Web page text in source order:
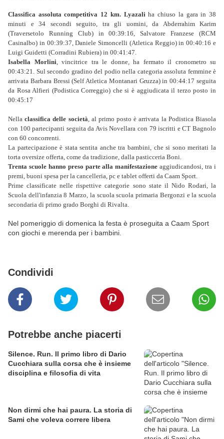
Classifica assoluta competitiva 12 km. Lyazaliha chiuso la gara in 38
minuti e 34 secondi seguito, tra gli uomini, da Abderrahim Karim
(Traversetolo Running Club) in 00:39:16, Salvatore Franzese (RCM
Casinalbo) in 00:39:37, Daniele Simoncelli (Atletica Reggio) in 00:40:16 e
Luigi Guidetti (Corradini Rubiera) in 00:41:47.
Isabella Morlini, vincitrice tra le donne, ha fermato il cronometro su
00:43:21. Sul secondo gradino del podio nella categoria assoluta femmine è
arrivata Barbara Bressi (Self Atletica Montanari Gruzza) in 00:44:17 seguita
da Rosa Alfieri (Podistica Correggio) che si è aggiudicata il terzo posto in
00:45:17
Nellaclassifica delle società, al primo posto è arrivata la Podistica Biasola
con 100 partecipanti seguita da Avis Novellara con 79 iscritti e CT Bagnolo
con 60 concorrenti.
La partecipazione è stata sentita anche tra bambini, che si sono meritati la
torta oversize offerta, come da tradizione, dalla pasticceria Boni.
Trenta scuole hanno preso parte alla manifestazione aggiudicandosi, tra i
premi, buoni spesa per la cancelleria, pc e tablet offerti da Caam Sport.
Prime classificate nelle rispettive categorie sono state il Nido Rodari, la
Scuola dell'infanzia 8 Marzo, la scuola scuola primaria Bergonzi e la scuola
secondaria di primo grado Borghi di Rivalta.
Nel pomeriggio di domenica la festa è proseguita a Caam Sport
con giochi e merenda per i bambini.
Condividi
Potrebbe anche piacerti
Silence. Run. Il primo libro di Dario
Cucchiara sulla corsa che è insieme
disciplina e filosofia di vita
Non dirmi che hai paura. La storia di
Sami che voleva correre libera